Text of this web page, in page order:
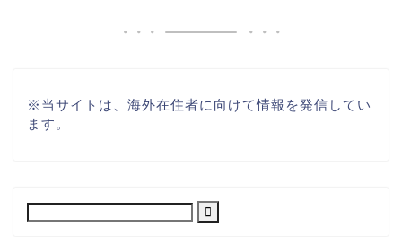
※ 当サイトは、海外在住者に向けて情報を発信してい
ます。